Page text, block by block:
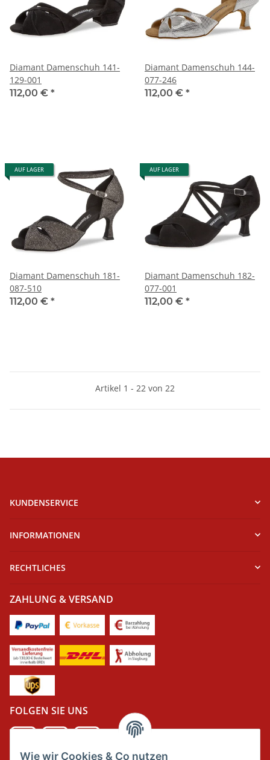
Wie wir Cookies & Co nutzen
Diamant Damenschuh 141-
129-001
112,00 € *
Diamant Damenschuh 144-
077-246
112,00 € *
AUF LAGER
Diamant Damenschuh 181-
087-510
112,00 € *
AUF LAGER
Diamant Damenschuh 182-
077-001
112,00 € *
Artikel 1 - 22 von 22
KUNDENSERVICE
INFORMATIONEN
RECHTLICHES
ZAHLUNG & VERSAND
FOLGEN SIE UNS